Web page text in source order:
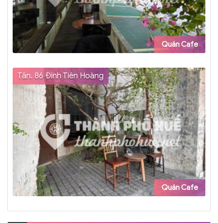
Quán Cafe
Tân. 86 Đinh Tiên Hoàng
Quán Cafe